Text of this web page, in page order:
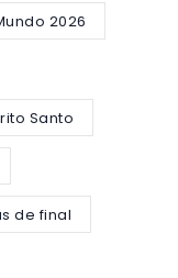
2026
Santo
de final